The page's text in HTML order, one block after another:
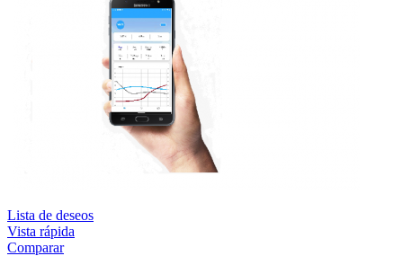
Lista de deseos
Vista rápida
Comparar